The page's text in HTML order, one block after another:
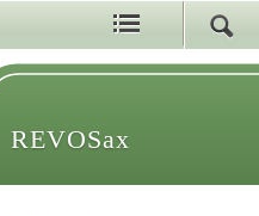
REVOSax